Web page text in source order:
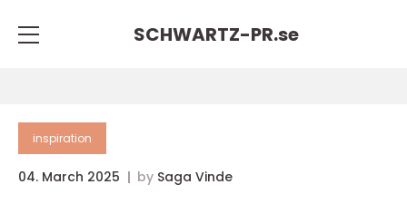
SCHWARTZ-PR.se
inspiration
04. March 2025 by Saga Vinde